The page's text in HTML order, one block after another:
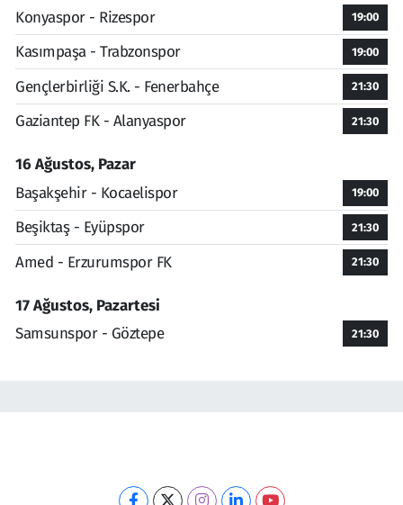
Konyaspor - Rizespor
19:00
Kasımpaşa - Trabzonspor 19:00
Gençlerbirliği S.K. - Fenerbahçe 21:30
Gaziantep FK - Alanyaspor 21:30
16 Ağustos, Pazar
Başakşehir - Kocaelispor
19:00
Beşiktaş - Eyüpspor 21:30
Amed - Erzurumspor FK 21:30
17 Ağustos, Pazartesi
Samsunspor - Göztepe
21:30